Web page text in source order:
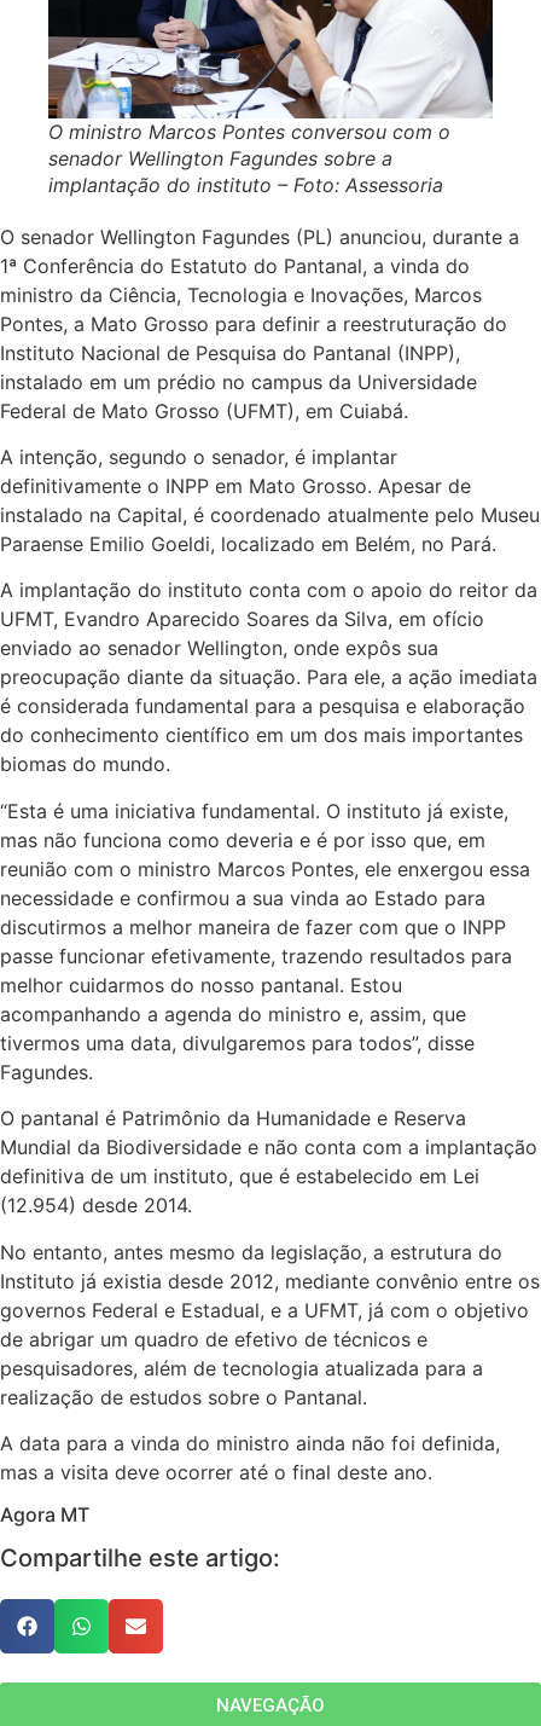
O ministro Marcos Pontes conversou com o
senador Wellington Fagundes sobre a
implantação do instituto – Foto: Assessoria
O senador Wellington Fagundes (PL) anunciou, durante a
1ª Conferência do Estatuto do Pantanal, a vinda do
ministro da Ciência, Tecnologia e Inovações, Marcos
Pontes, a Mato Grosso para definir a reestruturação do
Instituto Nacional de Pesquisa do Pantanal (INPP),
instalado em um prédio no campus da Universidade
Federal de Mato Grosso (UFMT), em Cuiabá.
A intenção, segundo o senador, é implantar
definitivamente o INPP em Mato Grosso. Apesar de
instalado na Capital, é coordenado atualmente pelo Museu
Paraense Emilio Goeldi, localizado em Belém, no Pará.
A implantação do instituto conta com o apoio do reitor da
UFMT, Evandro Aparecido Soares da Silva, em ofício
enviado ao senador Wellington, onde expôs sua
preocupação diante da situação. Para ele, a ação imediata
é considerada fundamental para a pesquisa e elaboração
do conhecimento científico em um dos mais importantes
biomas do mundo.
“Esta é uma iniciativa fundamental. O instituto já existe,
mas não funciona como deveria e é por isso que, em
reunião com o ministro Marcos Pontes, ele enxergou essa
necessidade e confirmou a sua vinda ao Estado para
discutirmos a melhor maneira de fazer com que o INPP
passe funcionar efetivamente, trazendo resultados para
melhor cuidarmos do nosso pantanal. Estou
acompanhando a agenda do ministro e, assim, que
tivermos uma data, divulgaremos para todos”, disse
Fagundes.
O pantanal é Patrimônio da Humanidade e Reserva
Mundial da Biodiversidade e não conta com a implantação
definitiva de um instituto, que é estabelecido em Lei
(12.954) desde 2014.
No entanto, antes mesmo da legislação, a estrutura do
Instituto já existia desde 2012, mediante convênio entre os
governos Federal e Estadual, e a UFMT, já com o objetivo
de abrigar um quadro de efetivo de técnicos e
pesquisadores, além de tecnologia atualizada para a
realização de estudos sobre o Pantanal.
A data para a vinda do ministro ainda não foi definida,
mas a visita deve ocorrer até o final deste ano.
Agora MT
Compartilhe este artigo:
NAVEGAÇÃO